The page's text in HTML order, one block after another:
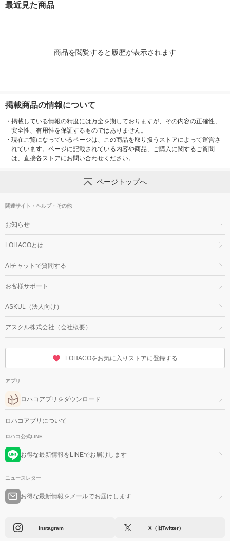
最近見た商品
商品を閲覧すると履歴が表示されます
掲載商品の情報について
・ 掲載している情報の精度には万全を期しておりますが、その内容の正確性、
安全性、有用性を保証するものではありません。
・ 現在ご覧になっているページは、この商品を取り扱うストアによって運営さ
れています。ページに記載されている内容や商品、ご購入に関するご質問
は、直接各ストアにお問い合わせください。
ページトップへ
関連サイト・ヘルプ・その他
お知らせ
LOHACOとは
AIチャットで質問する
お客様サポート
ASKUL（法人向け）
アスクル株式会社（会社概要）
LOHACOをお気に入りストアに登録する
アプリ
ロハコアプリをダウンロード
ロハコアプリについて
ロハコ公式LINE
お得な最新情報をLINEでお届けします
ニュースレター
お得な最新情報をメールでお届けします
Instagram X（旧Twitter）